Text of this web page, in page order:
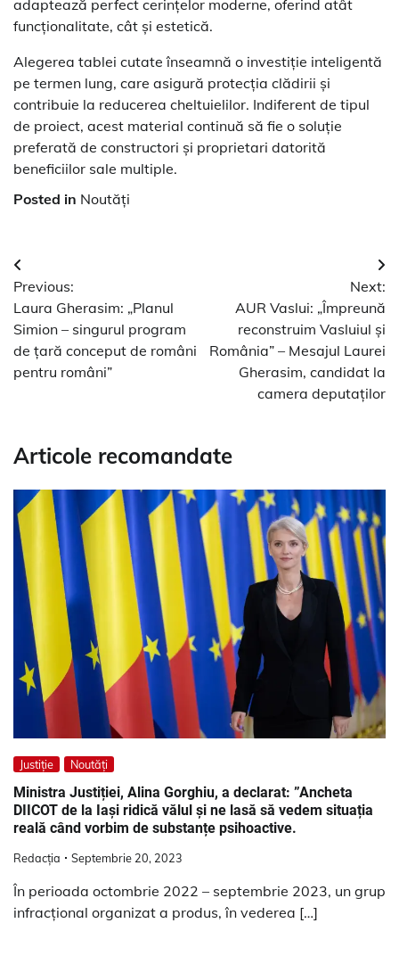
adaptează perfect cerințelor moderne, oferind atât
funcționalitate, cât și estetică.
Alegerea tablei cutate înseamnă o investiție inteligentă
pe termen lung, care asigură protecția clădirii și
contribuie la reducerea cheltuielilor. Indiferent de tipul
de proiect, acest material continuă să fie o soluție
preferată de constructori și proprietari datorită
beneficiilor sale multiple.
Posted in Noutăți
Navigare
în
articole
Previous:
Laura Gherasim: „Planul
Simion – singurul program
de țară conceput de români
pentru români”
Next:
AUR Vaslui: „Împreună
reconstruim Vasluiul și
România” – Mesajul Laurei
Gherasim, candidat la
camera deputaților
Articole recomandate
Justiție Noutăți
Ministra Justiției, Alina Gorghiu, a declarat: ”Ancheta
DIICOT de la Iași ridică vălul și ne lasă să vedem situația
reală când vorbim de substanțe psihoactive.
Redacția Septembrie 20, 2023
În perioada octombrie 2022 – septembrie 2023, un grup
infracțional organizat a produs, în vederea […]